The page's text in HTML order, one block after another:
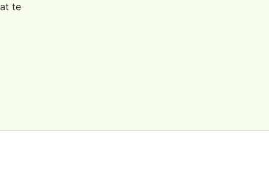
te